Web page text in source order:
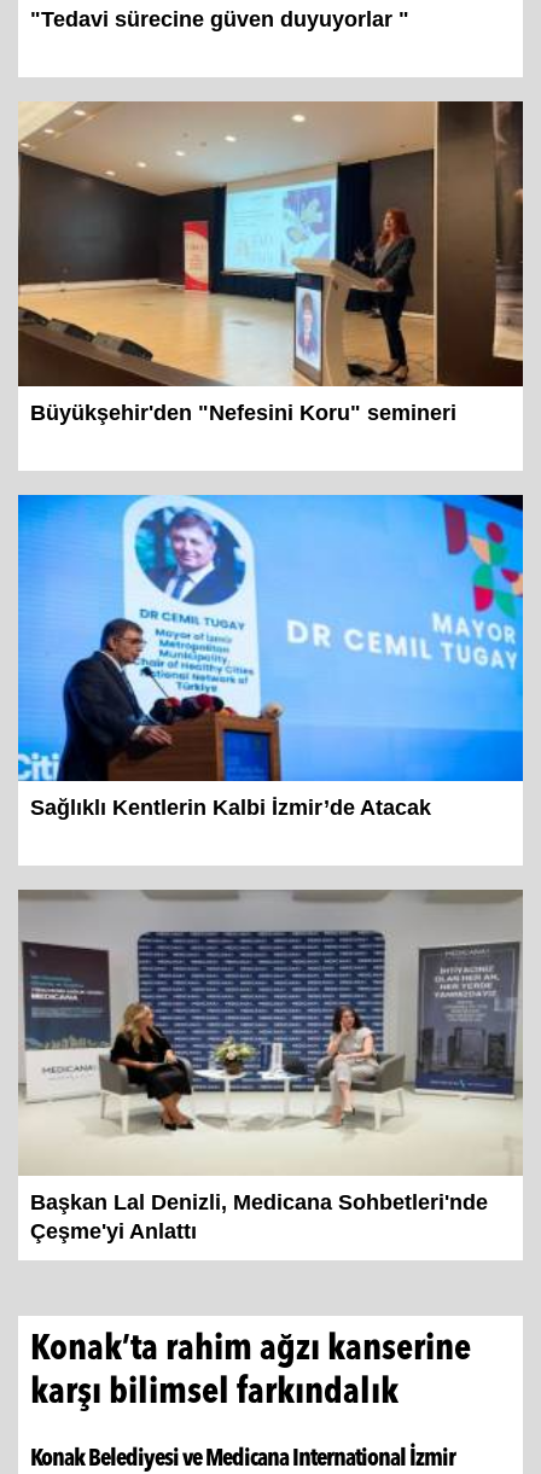
"Tedavi sürecine güven duyuyorlar "
Büyükşehir'den "Nefesini Koru" semineri
Sağlıklı Kentlerin Kalbi İzmir’de Atacak
Başkan Lal Denizli, Medicana Sohbetleri'nde
Çeşme'yi Anlattı
Konak’ta rahim ağzı kanserine
karşı bilimsel farkındalık
Konak Belediyesi ve Medicana International İzmir